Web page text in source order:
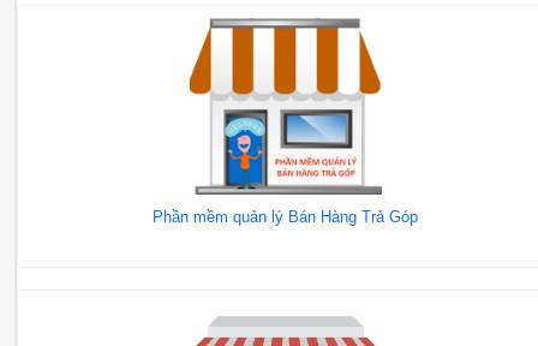
Phần mềm quản lý Bán Hàng Trả Góp